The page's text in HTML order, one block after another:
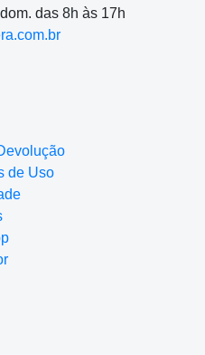
das 8h às 17h
de Uso